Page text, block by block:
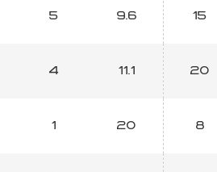
5 9.6 15
4 11.1 20
1 20 8